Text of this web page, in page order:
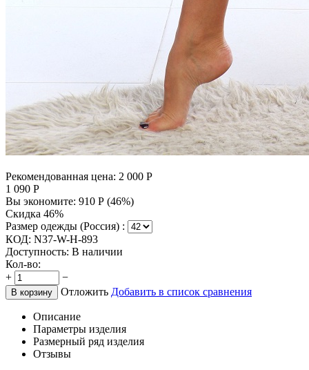
Рекомендованная цена: 2 000 Р
1 090 Р
Вы экономите: 910 Р (46%)
Скидка 46%
Размер одежды (Россия) :
КОД: N37-W-H-893
Доступность: В наличии
Кол-во:
+
−
В корзину Отложить Добавить в список сравнения
Описание
Параметры изделия
Размерный ряд изделия
Отзывы